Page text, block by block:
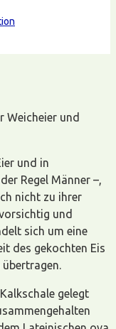
Weicheier und
und in
Regel Männer –,
nicht zu ihrer
und
sich um eine
des gekochten Eis
gelegt